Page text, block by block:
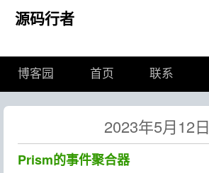
源码行者
博客园 首页 联系
2023年5月12日
Prism的事件聚合器